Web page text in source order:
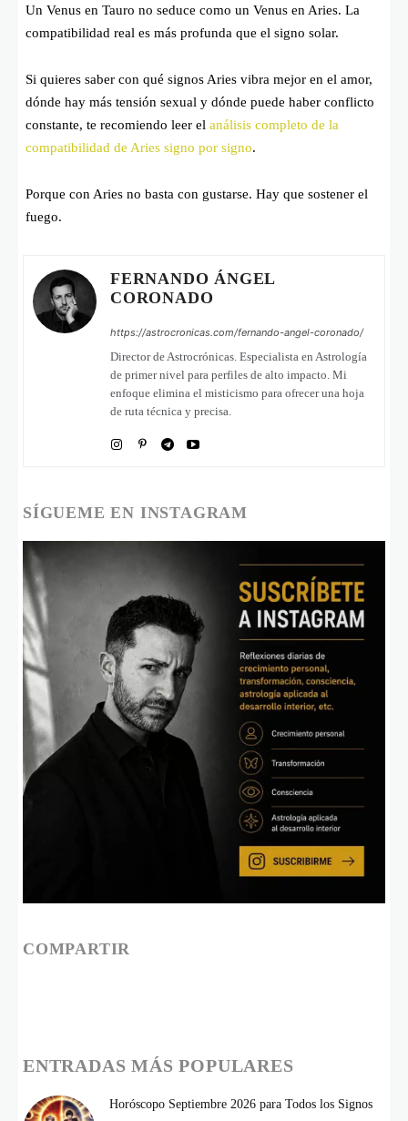
Un Venus en Tauro no seduce como un Venus en Aries. La
compatibilidad real es más profunda que el signo solar.
Si quieres saber con qué signos Aries vibra mejor en el amor,
dónde hay más tensión sexual y dónde puede haber conflicto
constante, te recomiendo leer el análisis completo de la
compatibilidad de Aries signo por signo.
Porque con Aries no basta con gustarse. Hay que sostener el
fuego.
FERNANDO ÁNGEL
CORONADO
https://astrocronicas.com/fernando-angel-coronado/
Director de Astrocrónicas. Especialista en Astrología
de primer nivel para perfiles de alto impacto. Mi
enfoque elimina el misticismo para ofrecer una hoja
de ruta técnica y precisa.
SÍGUEME EN INSTAGRAM
COMPARTIR
ENTRADAS MÁS POPULARES
Horóscopo Septiembre 2026 para Todos los Signos